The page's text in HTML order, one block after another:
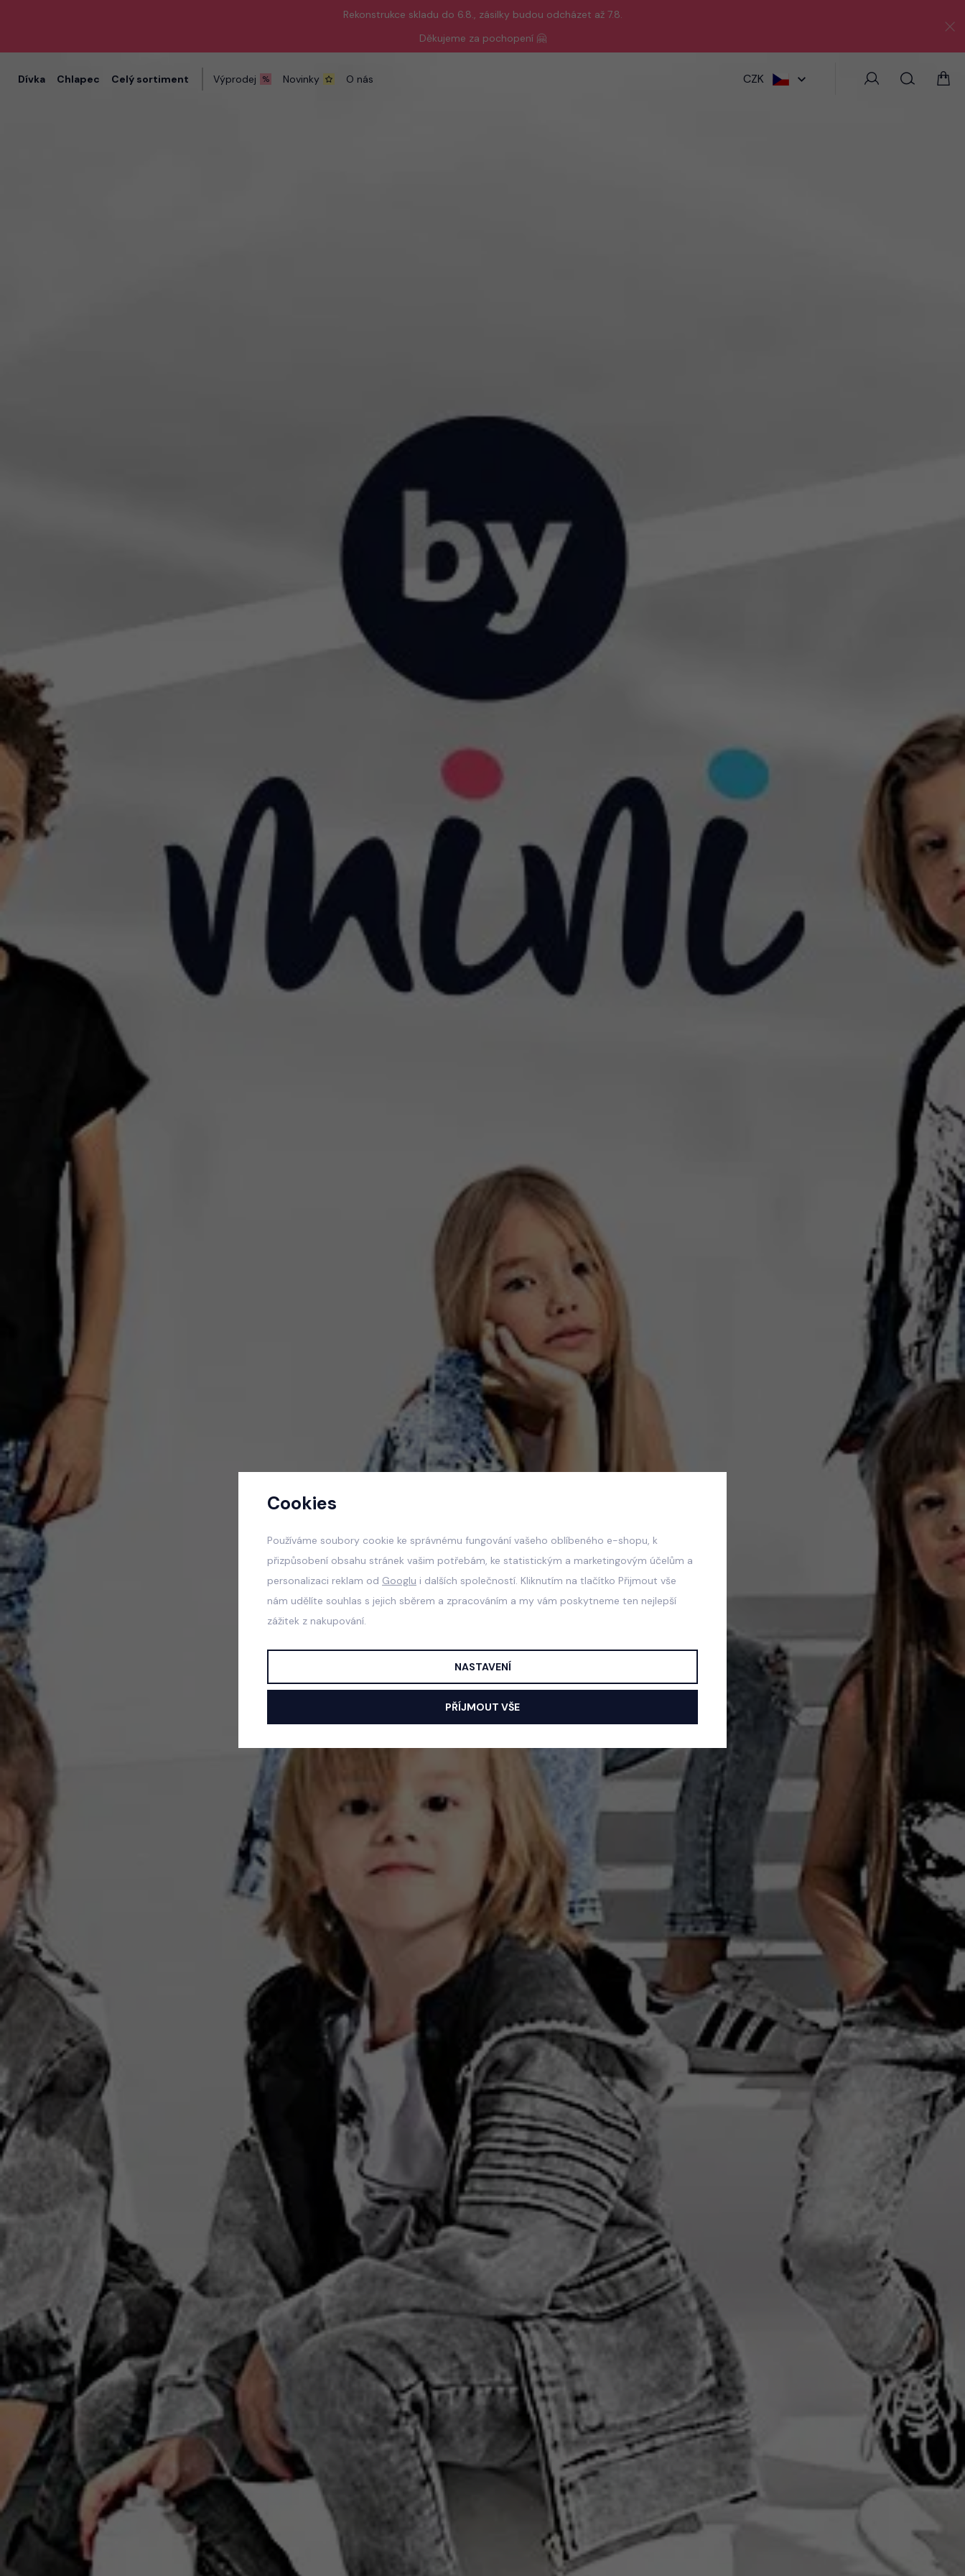
Rekonstrukce skladu do 6.8., zásilky budou odcházet až 7.8.
Děkujeme za pochopení 🤗
Dívka Chlapec Celý sortiment Výprodej Novinky O nás CZK
Cookies
Používáme soubory cookie ke správnému fungování vašeho oblíbeného e-shopu, k
přizpůsobení obsahu stránek vašim potřebám, ke statistickým a marketingovým účelům a
personalizaci reklam od Googlu i dalších společností. Kliknutím na tlačítko Přijmout vše
nám udělíte souhlas s jejich sběrem a zpracováním a my vám poskytneme ten nejlepší
zážitek z nakupování.
NASTAVENÍ
PŘÍJMOUT VŠE